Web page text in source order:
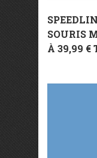
SOURIS
À 39,99 €